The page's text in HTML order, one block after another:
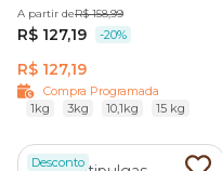
A partir deR$ 158,99
R$ 127,19 -20%
R$ 127,19
Compra Programada
1kg
3kg 10,1kg 15 kg
Desconto